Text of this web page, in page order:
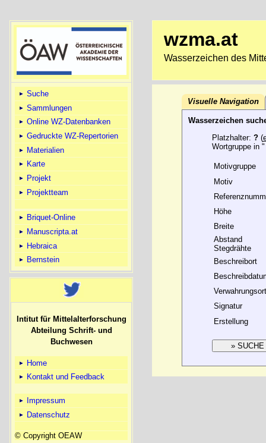
Suche
Sammlungen
Online WZ-Datenbanken
Gedruckte WZ-Repertorien
Materialien
Karte
Projekt
Projektteam
Briquet-Online
Manuscripta.at
Hebraica
Bernstein
Intitut für Mittelalterforschung
Abteilung Schrift- und
Buchwesen
Home
Kontakt und Feedback
Impressum
Datenschutz
© Copyright OEAW
wzma.at
Wasserzeichen des
Visuelle Navigation
Wasserzeichen
Platzhalter: ?(
Wortgruppe in
Motivgruppe
Motiv
Höhe
Breite
Abstand
Stegdrähte
Beschreibort
Verwahrungsort
Signatur
Erstellung